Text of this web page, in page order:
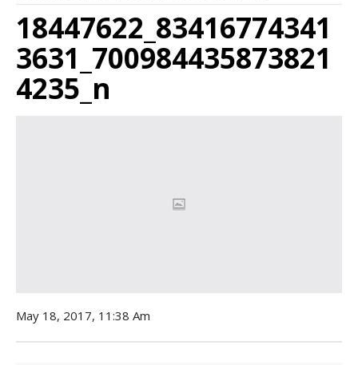
18447622_83416774341
3631_700984435873821
4235_n
May 18, 2017, 11:38 Am